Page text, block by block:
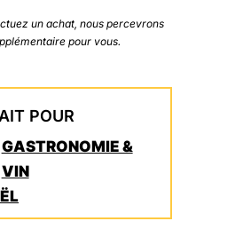
un achat, nous percevrons
pour vous.
POUR
GASTRONOMIE &
VIN